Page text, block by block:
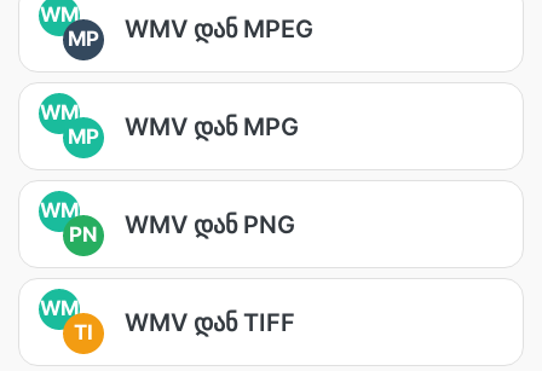
WM
MP
WMV დან MPEG
WM
MP
WMV დან MPG
WM
PN
WMV დან PNG
WM
TI
WMV დან TIFF